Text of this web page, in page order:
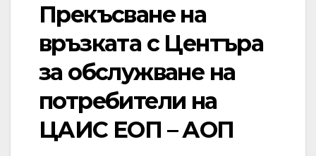
Прекъсване на
връзката с Центъра
за обслужване на
потребители на
ЦАИС ЕОП – АОП